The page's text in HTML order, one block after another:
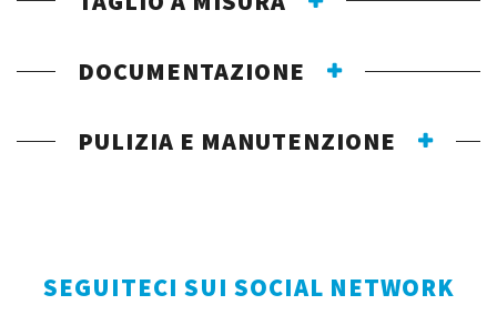
DOCUMENTAZIONE
PULIZIA E MANUTENZIONE
SEGUITECI SUI SOCIAL NETWORK